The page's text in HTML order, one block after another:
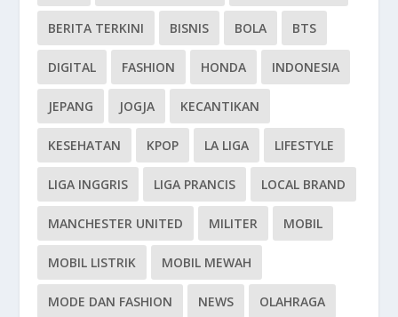
BERITA TERKINI BISNIS BOLA BTS
DIGITAL FASHION HONDA INDONESIA
JEPANG JOGJA KECANTIKAN
KESEHATAN KPOP LA LIGA LIFESTYLE
LIGA INGGRIS LIGA PRANCIS LOCAL BRAND
MANCHESTER UNITED MILITER MOBIL
MOBIL LISTRIK MOBIL MEWAH
MODE DAN FASHION NEWS OLAHRAGA